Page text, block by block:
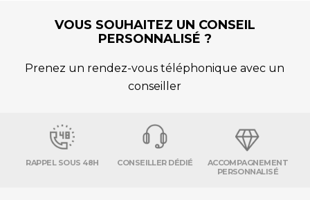
VOUS SOUHAITEZ UN CONSEIL
PERSONNALISÉ ?
Prenez un rendez-vous téléphonique avec un
conseiller
RAPPEL SOUS 48H CONSEILLER DÉDIÉ
ACCOMPAGNEMENT
PERSONNALISÉ